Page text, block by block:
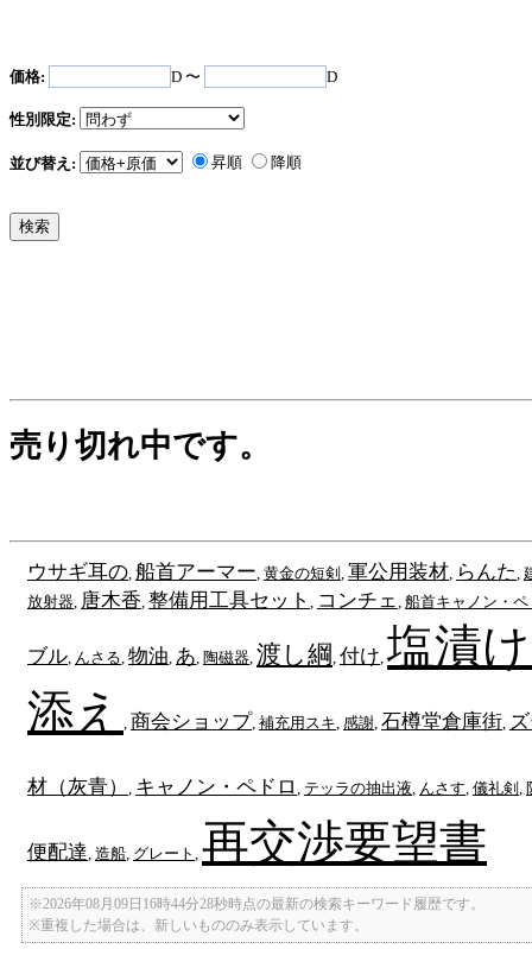
価格: D 〜 D
性別限定:
並び替え: 昇順 降順
売り切れ中です。
ウサギ耳の 船首アーマー 黄金の短剣 軍公用装材 らんた
放射器 唐木香 整備用工具セット コンチェ 船首キャノン・ペ
ブル んさる 物油 あ 陶磁器 渡し綱 付け 塩漬
添え
商会ショップ 補充用スキ 感謝 石樽堂倉庫街
材（灰青） キャノン・ペドロ テッラの抽出液 んさす 儀礼剣
便配達 造船 グレート 再交渉要望書
※2026年08月09日16時44分28秒時点の最新の検索キーワード履歴です。
※重複した場合は、新しいもののみ表示しています。